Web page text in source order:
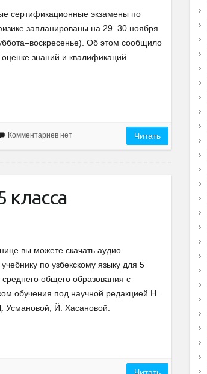
сертификационные экзамены по
запланированы на 29–30 ноября
Об этом сообщило
оценке знаний и квалификаций.
Комментариев нет Читать
вы можете скачать аудио
по узбекскому языку для 5
среднего общего образования с
обучения под научной редакцией Н.
Усмановой, Й. Хасановой.